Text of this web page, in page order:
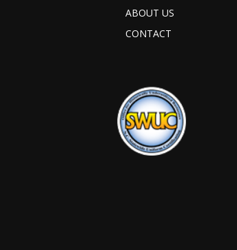
ABOUT US
CONTACT